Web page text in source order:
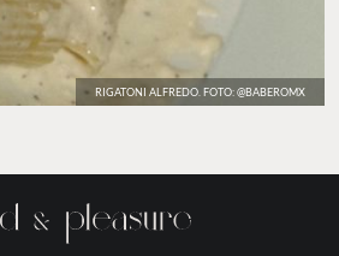
RIGATONI ALFREDO. FOTO: @BABEROMX